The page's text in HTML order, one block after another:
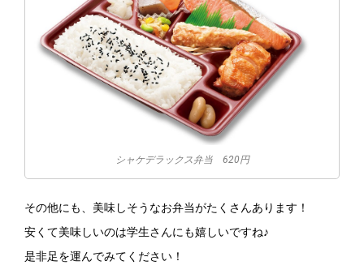
シャケデラックス弁当 620円
その他にも、美味しそうなお弁当がたくさんあります！
安くて美味しいのは学生さんにも嬉しいですね♪
是非足を運んでみてください！